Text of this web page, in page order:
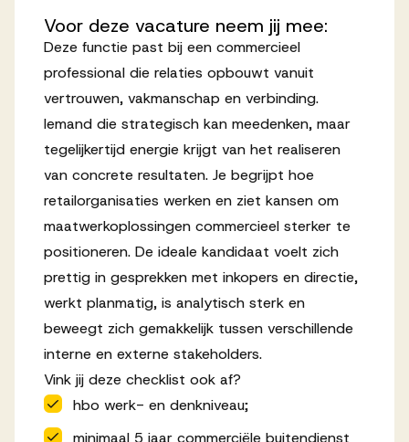
Voor deze vacature neem jij mee:
Deze functie past bij een commercieel
professional die relaties opbouwt vanuit
vertrouwen, vakmanschap en verbinding.
Iemand die strategisch kan meedenken, maar
tegelijkertijd energie krijgt van het realiseren
van concrete resultaten. Je begrijpt hoe
retailorganisaties werken en ziet kansen om
maatwerkoplossingen commercieel sterker te
positioneren. De ideale kandidaat voelt zich
prettig in gesprekken met inkopers en directie,
werkt planmatig, is analytisch sterk en
beweegt zich gemakkelijk tussen verschillende
interne en externe stakeholders.
Vink jij deze checklist ook af?
hbo werk- en denkniveau;
minimaal 5 jaar commerciële buitendienst